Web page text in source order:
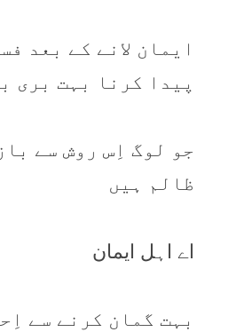
ایمان لانے کے بعد
پیدا کرنا بہت بری
جو لوگ اِس روش سے
ظالم ہیں
اے اہل ایمان
بہت گمان کرنے سے